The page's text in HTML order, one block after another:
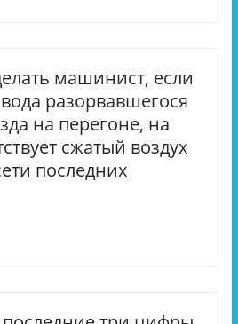
машинист, если
разорвавшегося
на перегоне, на
сжатый воздух
последних